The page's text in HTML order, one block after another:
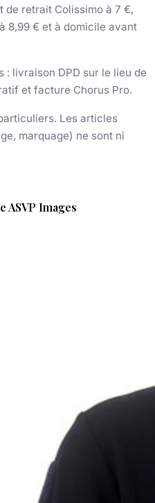
de retrait Colissimo à 7 €,
8,99 € et à domicile avant
livraison DPD sur le lieu de
et facture Chorus Pro.
Les articles
marquage) ne sont ni
Images